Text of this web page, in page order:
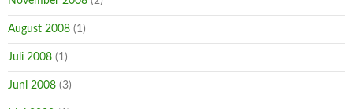
August 2008 (1)
Juli 2008 (1)
Juni 2008 (3)